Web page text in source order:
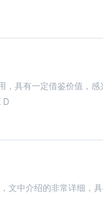
具有一定借鉴价值，
D
文中介绍的非常详细，